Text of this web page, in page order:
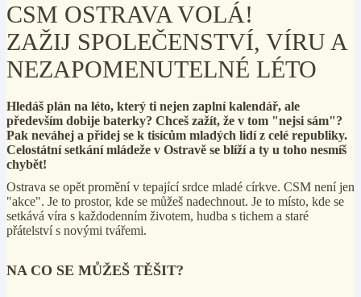
CSM OSTRAVA VOLÁ!
ZAŽIJ SPOLEČENSTVÍ, VÍRU A
NEZAPOMENUTELNÉ LÉTO
Hledáš plán na léto, který ti nejen zaplní kalendář, ale
především dobije baterky? Chceš zažít, že v tom "nejsi sám"?
Pak neváhej a přidej se k tisícům mladých lidí z celé republiky.
Celostátní setkání mládeže v Ostravě se blíží a ty u toho nesmíš
chybět!
Ostrava se opět promění v tepající srdce mladé církve. CSM není jen
"akce". Je to prostor, kde se můžeš nadechnout. Je to místo, kde se
setkává víra s každodenním životem, hudba s tichem a staré
přátelství s novými tvářemi.
NA CO SE MŮŽEŠ TĚŠIT?